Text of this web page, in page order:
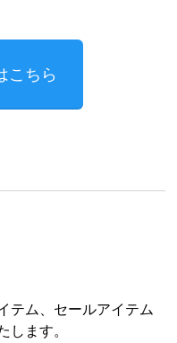
こちら
テム、セールアイテム
します。